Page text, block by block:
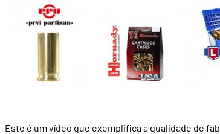
Este é um vídeo que exemplifica a qualidade de